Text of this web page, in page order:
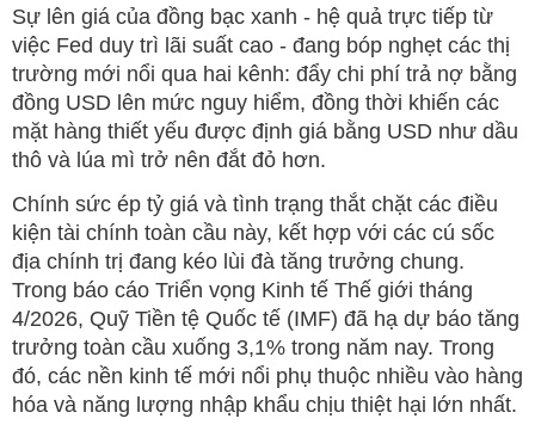
Sự lên giá của đồng bạc xanh - hệ quả trực tiếp từ
việc Fed duy trì lãi suất cao - đang bóp nghẹt các thị
trường mới nổi qua hai kênh: đẩy chi phí trả nợ bằng
đồng USD lên mức nguy hiểm, đồng thời khiến các
mặt hàng thiết yếu được định giá bằng USD như dầu
thô và lúa mì trở nên đắt đỏ hơn.
Chính sức ép tỷ giá và tình trạng thắt chặt các điều
kiện tài chính toàn cầu này, kết hợp với các cú sốc
địa chính trị đang kéo lùi đà tăng trưởng chung.
Trong báo cáo Triển vọng Kinh tế Thế giới tháng
4/2026, Quỹ Tiền tệ Quốc tế (IMF) đã hạ dự báo tăng
trưởng toàn cầu xuống 3,1% trong năm nay. Trong
đó, các nền kinh tế mới nổi phụ thuộc nhiều vào hàng
hóa và năng lượng nhập khẩu chịu thiệt hại lớn nhất.